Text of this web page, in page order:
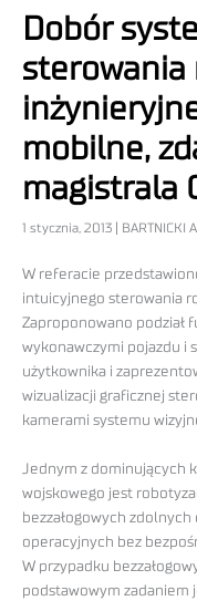
Dobór
sterowania
mobilne,
magistrala
1 stycznia, 2013 | BARTNICKI
W referacie
intuicyjnego sterowania
Zaproponowano podział
wykonawczymi pojazdu i
użytkownika i
wizualizacji graficznej
kamerami systemu
Jednym z dominujących
wojskowego jest
bezzałogowych
operacyjnych bez
W przypadku
podstawowym zadaniem